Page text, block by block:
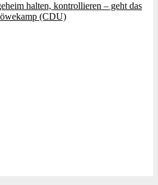
halten, kontrollieren – geht das
(CDU)